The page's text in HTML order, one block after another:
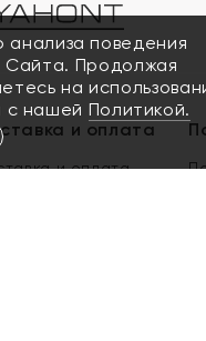
и оплата
и оплата
поведения
Сайта. Продолжая
на
с нашей Политикой.